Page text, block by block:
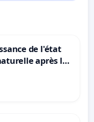
de l'état
après la
à Aubenas